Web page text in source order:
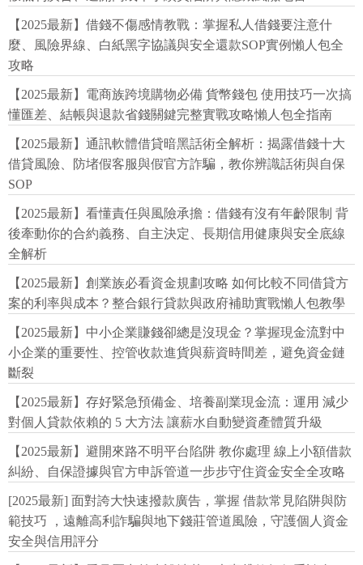
【2025最新】借錢不傷感情教戰：掌握私人借錢要注意什
麼、風險界線、白紙黑字協議與安全還款SOP實例懶人包全
攻略
【2025最新】電商族跨境購物必備 貨幣錢包 使用技巧一次搞
懂匯差、結帳與退款省錢關鍵完整實戰攻略懶人包全指南
【2025最新】通訊軟體借貸暗黑話術全解析：揭露借錢十大
借貸風險、防堵假客服與假官方詐騙，教你辨識話術與自保
SOP
【2025最新】看懂責任與風險承擔：借錢有沒有年齡限制 背
後牽動你的合約義務、自主決定、長期信用健康與安全底線
全解析
【2025最新】創業族必看資金規劃攻略 如何比較不同借貸方
案的利率與成本？整合銀行貸款與政府補助實戰懶人包教學
【2025最新】中小企業賺錢卻總是沒現金？掌握現金流對中
小企業的重要性、控管收款進貨與薪資時間差，避免資金鏈
斷裂
【2025最新】存好緊急預備金、培養副業現金流：運用 減少
對個人貸款依賴的 5 大方法 讓薪水自動變資產體質升級
【2025最新】避開來路不明平台陷阱 教你處理 線上小額借款
糾紛、自保證據與官方申訴管道一步步守住資金安全全攻略
[2025最新] 面對誇大快速撥款廣告，掌握 借款常見陷阱與防
範技巧 ，遠離高利詐騙與地下錢莊管道風險，守護個人資金
安全與信用評分